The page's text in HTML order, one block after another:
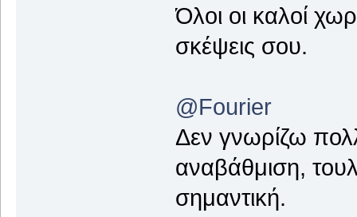
Όλοι οι καλοί
σκέψεις σου.
@Fourier
Δεν γνωρίζω
αναβάθμιση,
σημαντική.